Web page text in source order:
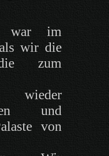
war im
wir die
zum
wieder
und
von